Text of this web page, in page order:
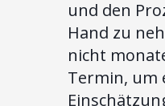
und den
Hand zu
nicht
Termin, um